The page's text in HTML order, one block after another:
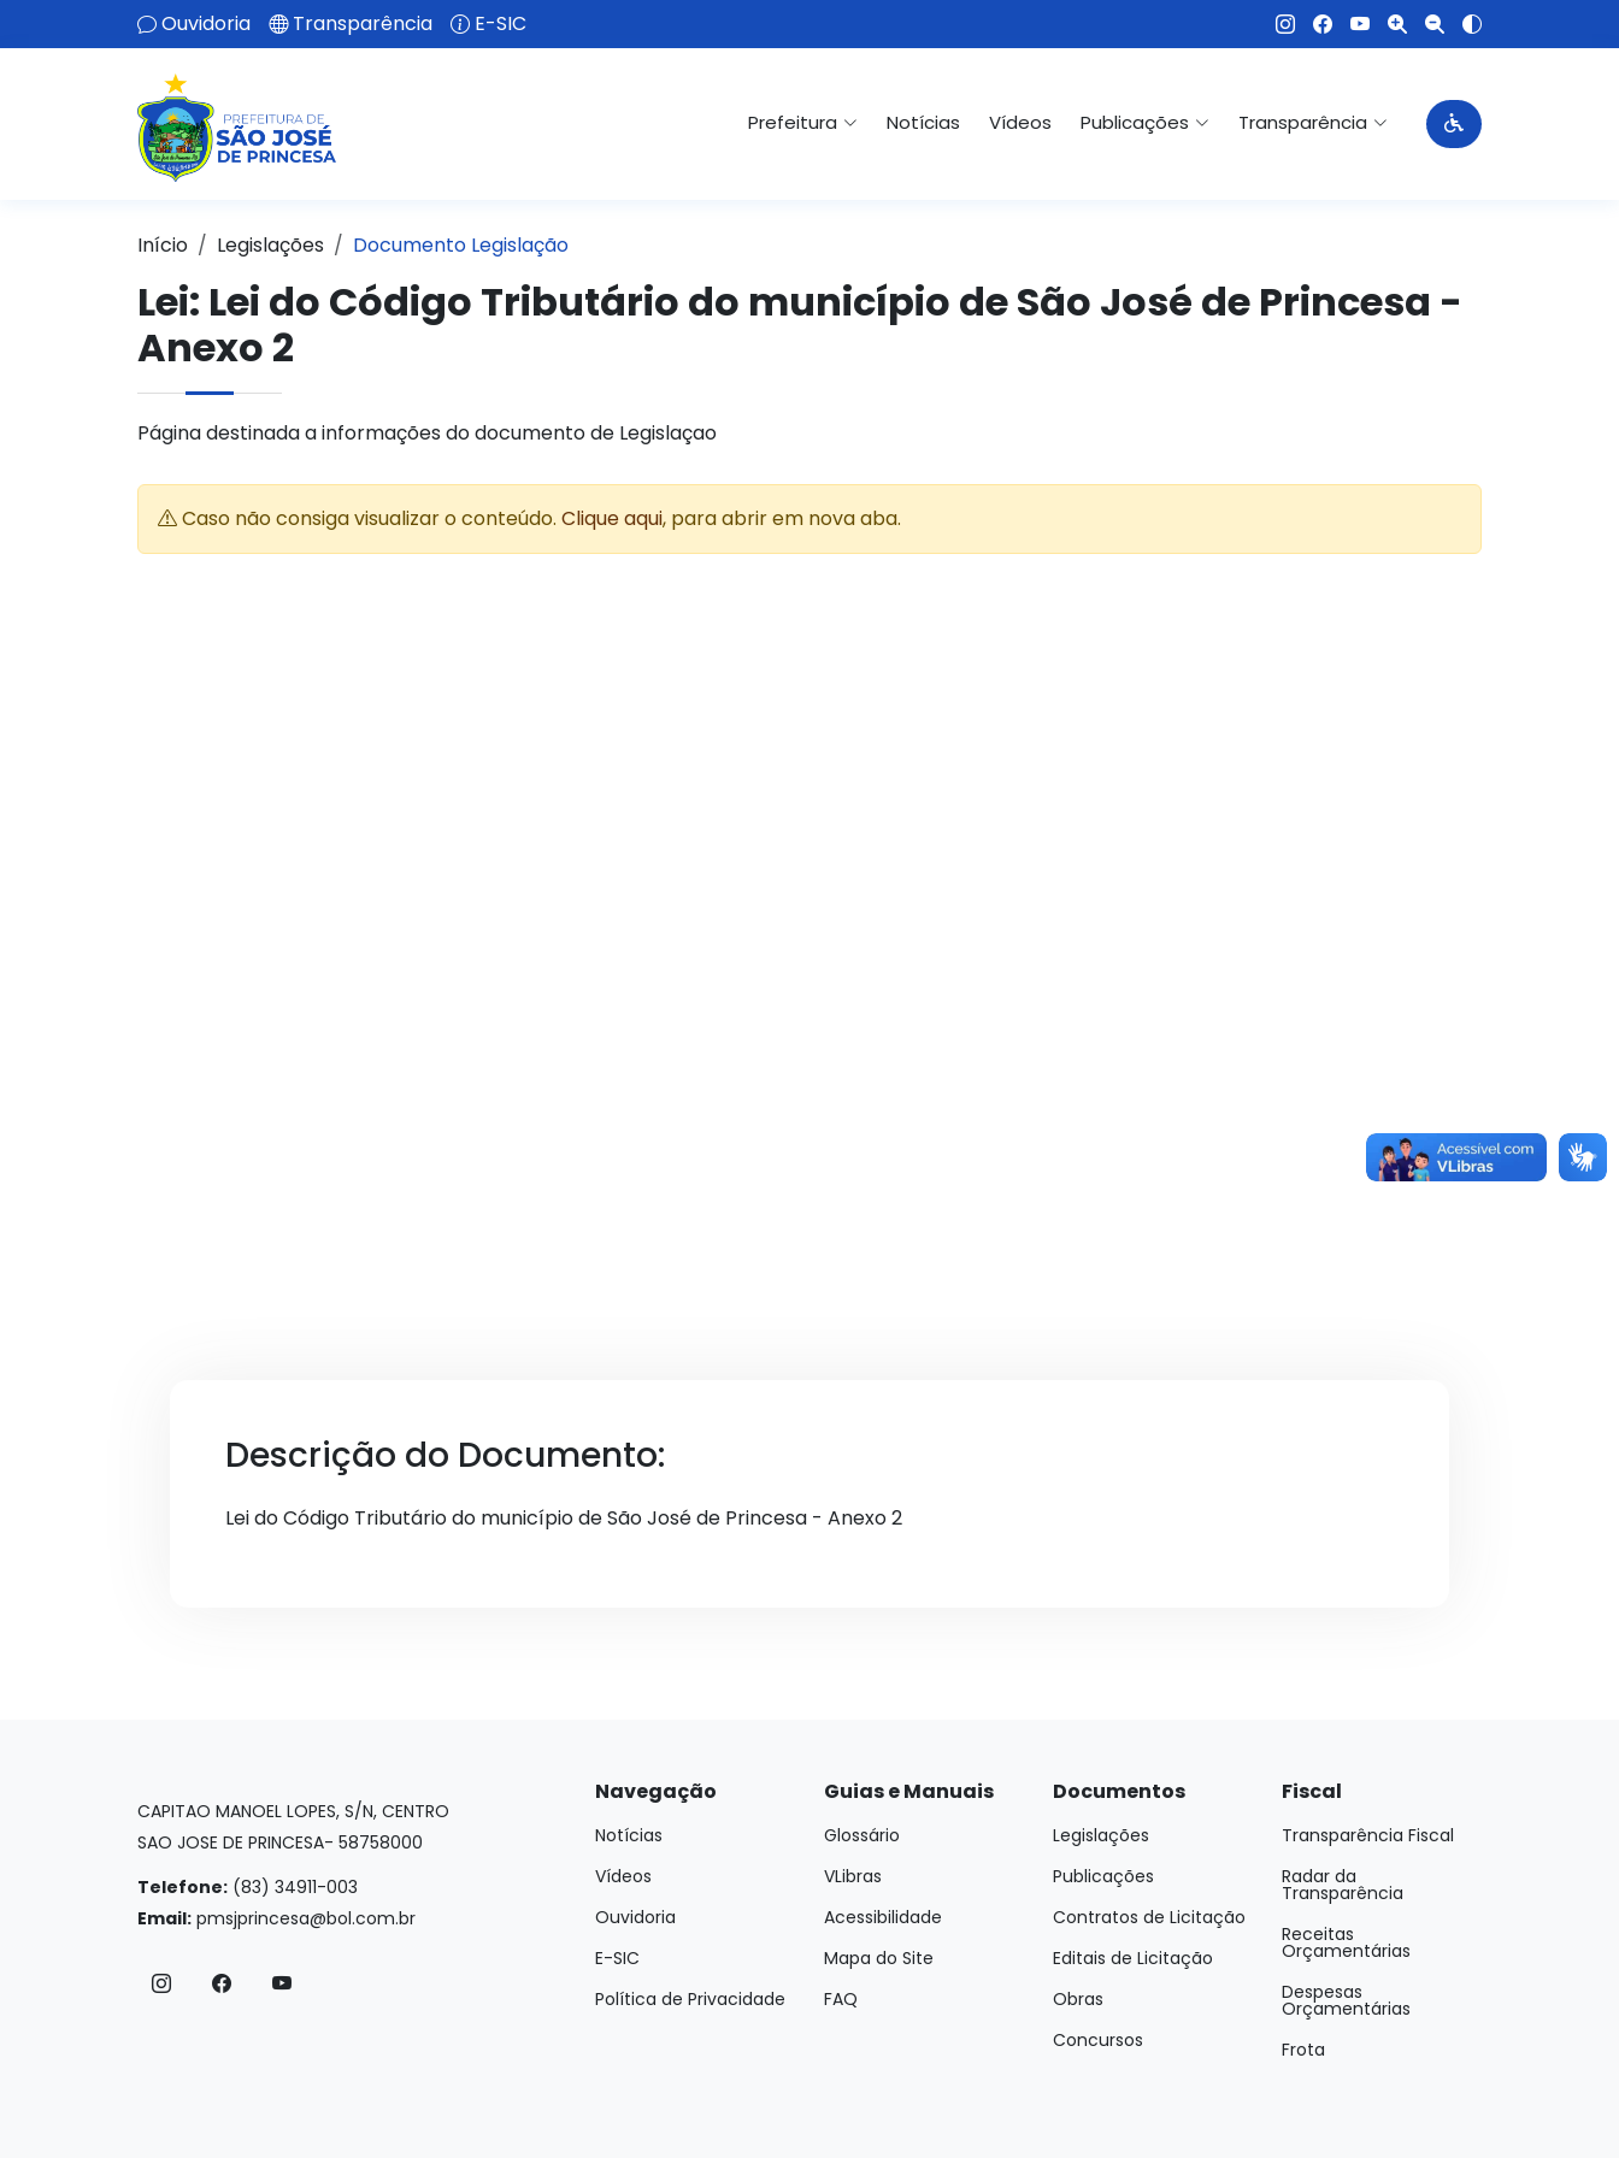
Ouvidoria Transparência E-SIC
Prefeitura Notícias Vídeos Publicações Transparência
Início Legislações Documento Legislação
Lei: Lei do Código Tributário do município de São José de Princesa -
Anexo 2
Página destinada a informações do documento de Legislaçao
Caso não consiga visualizar o conteúdo. Clique aqui, para abrir em nova aba.
Descrição do Documento:
Lei do Código Tributário do município de São José de Princesa - Anexo 2
CAPITAO MANOEL LOPES, S/N, CENTRO
SAO JOSE DE PRINCESA- 58758000
Telefone: (83) 34911-003
Email: pmsjprincesa@bol.com.br
Navegação
Notícias
Vídeos
Ouvidoria
E-SIC
Política de Privacidade
Guias e Manuais
Glossário
VLibras
Acessibilidade
Mapa do Site
FAQ
Documentos
Legislações
Publicações
Contratos de Licitação
Editais de Licitação
Obras
Concursos
Fiscal
Transparência Fiscal
Radar da
Transparência
Receitas
Orçamentárias
Despesas
Orçamentárias
Frota